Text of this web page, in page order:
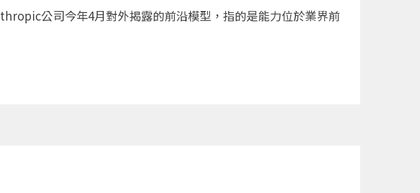
公司今年4月對外揭露的前沿模型，指的是能力位於業界前